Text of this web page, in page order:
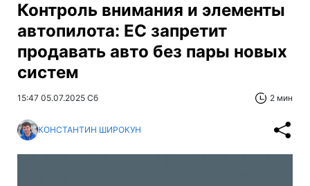
Контроль внимания и элементы
автопилота: ЕС запретит
продавать авто без пары новых
систем
15:47 05.07.2025 Сб 2 мин
КОНСТАНТИН ШИРОКУН